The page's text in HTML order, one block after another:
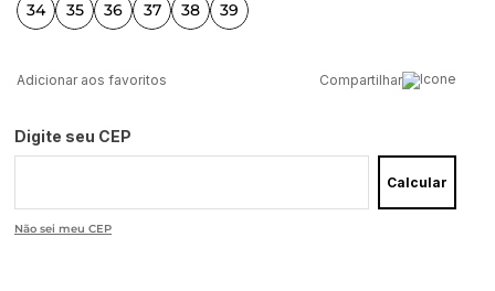
34 35 36 37 38 39
Compartilhar
Digite seu CEP
Calcular
Não sei meu CEP